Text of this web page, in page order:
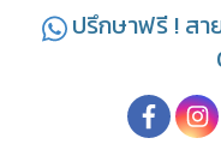
ปรึกษาฟรี ! ส